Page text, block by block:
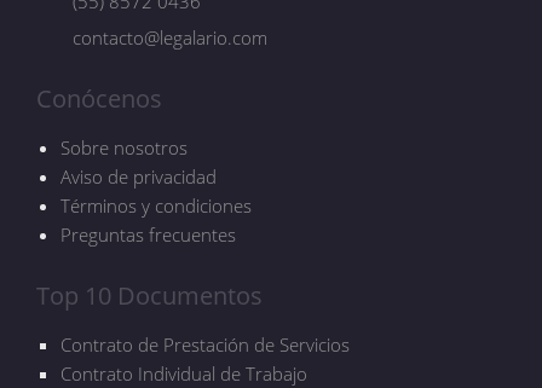
contacto@legalario.com
Conócenos
Sobre nosotros
Aviso de privacidad
Términos y condiciones
Preguntas frecuentes
Top 10 Documentos
Contrato de Prestación de Servicios
Contrato Individual de Trabajo